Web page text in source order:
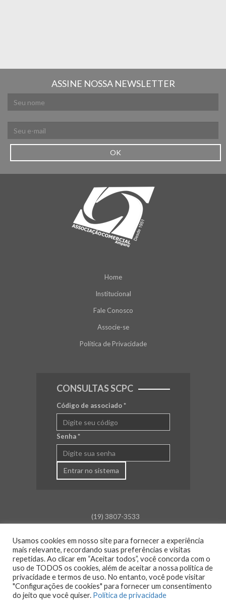
ASSINE NOSSA NEWSLETTER
OK
Home
Institucional
Fale Conosco
Associe-se
Política de Privacidade
CONSULTAS SCPC
Código de associado*
Senha*
Entrar no sistema
(19) 3807-3533
Rua Barão de Campinas, 675
Centro - Amparo - SP
Atendimento:
Segunda a sexta: das 8h30 às 18h00
Sáb., Dom. e Feriado: Fechado
Usamos cookies em nosso site para fornecer a experiência
mais relevante, recordando suas preferências e visitas
repetidas. Ao clicar em “Aceitar todos”, você concorda com o
uso de TODOS os cookies, além de aceitar a nossa política de
privacidade e termos de uso. No entanto, você pode visitar
"Configurações de cookies" para fornecer um consentimento
do jeito que você quiser. Política de privacidade